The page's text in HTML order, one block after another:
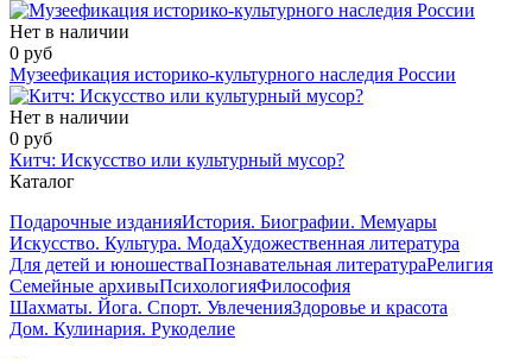
Нет в наличии
0 руб
Музеефикация историко-культурного наследия России
Нет в наличии
0 руб
Китч: Искусство или культурный мусор?
Каталог
Подарочные изданияИстория. Биографии. Мемуары
Искусство. Культура. МодаХудожественная литература
Для детей и юношестваПознавательная литератураРелигия
Семейные архивыПсихологияФилософия
Шахматы. Йога. Спорт. УвлеченияЗдоровье и красота
Дом. Кулинария. Рукоделие